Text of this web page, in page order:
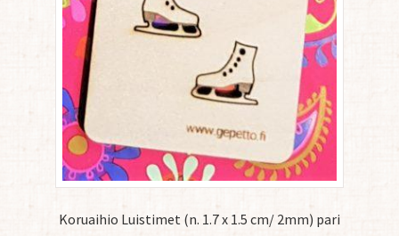
Koruaihio Luistimet (n. 1.7 x 1.5 cm/ 2mm) pari